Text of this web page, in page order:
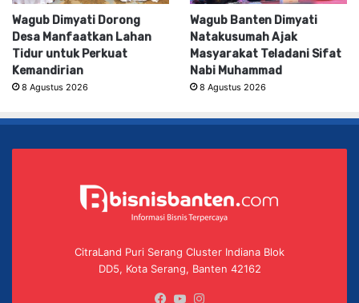
Wagub Dimyati Dorong
Desa Manfaatkan Lahan
Tidur untuk Perkuat
Kemandirian
8 Agustus 2026
Wagub Banten Dimyati
Natakusumah Ajak
Masyarakat Teladani Sifat
Nabi Muhammad
8 Agustus 2026
CitraLand Puri Serang Cluster Indiana Blok
DD5, Kota Serang, Banten 42162
Facebook
YouTube